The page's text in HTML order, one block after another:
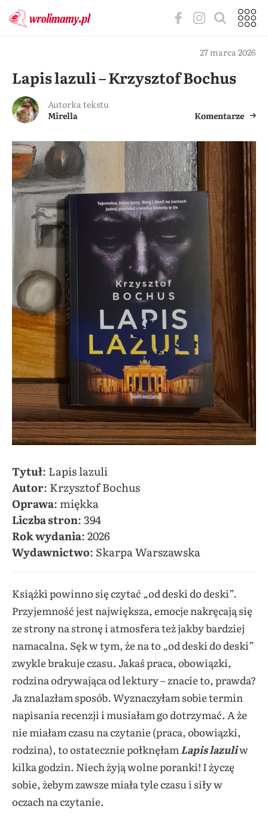
27 marca 2026
Lapis lazuli – Krzysztof Bochus
Autorka tekstu
Mirella
Komentarze
Tytuł: Lapis lazuli
Autor: Krzysztof Bochus
Oprawa: miękka
Liczba stron: 394
Rok wydania: 2026
Wydawnictwo: Skarpa Warszawska
Książki powinno się czytać „od deski do deski”.
Przyjemność jest największa, emocje nakręcają się
ze strony na stronę i atmosfera też jakby bardziej
namacalna. Sęk w tym, że na to „od deski do deski”
zwykle brakuje czasu. Jakaś praca, obowiązki,
rodzina odrywająca od lektury – znacie to, prawda?
Ja znalazłam sposób. Wyznaczyłam sobie termin
napisania recenzji i musiałam go dotrzymać. A że
nie miałam czasu na czytanie (praca, obowiązki,
rodzina), to ostatecznie połknęłamLapis lazuliw
kilka godzin. Niech żyją wolne poranki! I życzę
sobie, żebym zawsze miała tyle czasu i siły w
oczach na czytanie.